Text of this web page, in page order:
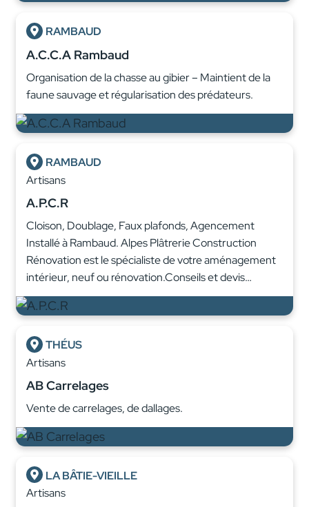
RAMBAUD
A.C.C.A Rambaud
Organisation de la chasse au gibier – Maintient de la
faune sauvage et régularisation des prédateurs.
RAMBAUD
Artisans
A.P.C.R
Cloison, Doublage, Faux plafonds, Agencement
Installé à Rambaud. Alpes Plâtrerie Construction
Rénovation est le spécialiste de votre aménagement
intérieur, neuf ou rénovation.Conseils et devis…
THÉUS
Artisans
AB Carrelages
Vente de carrelages, de dallages.
LA BÂTIE-VIEILLE
Artisans